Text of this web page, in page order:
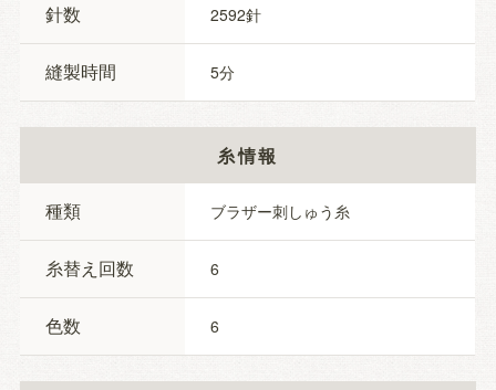
針数 2592
縫製時間 5
糸情報
種類 ブラザー刺しゅう糸
糸替え回数 6
色数 6